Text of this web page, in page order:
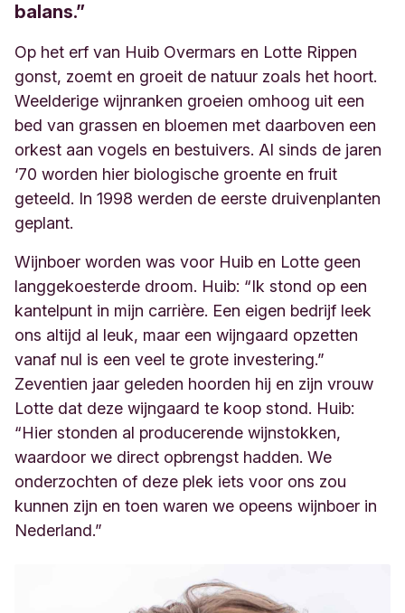
balans.”
Op het erf van Huib Overmars en Lotte Rippen
gonst, zoemt en groeit de natuur zoals het hoort.
Weelderige wijnranken groeien omhoog uit een
bed van grassen en bloemen met daarboven een
orkest aan vogels en bestuivers. Al sinds de jaren
‘70 worden hier biologische groente en fruit
geteeld. In 1998 werden de eerste druivenplanten
geplant.
Wijnboer worden was voor Huib en Lotte geen
langgekoesterde droom. Huib: “Ik stond op een
kantelpunt in mijn carrière. Een eigen bedrijf leek
ons altijd al leuk, maar een wijngaard opzetten
vanaf nul is een veel te grote investering.”
Zeventien jaar geleden hoorden hij en zijn vrouw
Lotte dat deze wijngaard te koop stond. Huib:
“Hier stonden al producerende wijnstokken,
waardoor we direct opbrengst hadden. We
onderzochten of deze plek iets voor ons zou
kunnen zijn en toen waren we opeens wijnboer in
Nederland.”